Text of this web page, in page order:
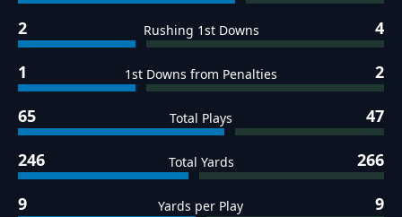
2 Rushing 1st Downs 4
1 1st Downs from Penalties 2
65 Total Plays 47
246 Total Yards 266
9 Yards per Play 9